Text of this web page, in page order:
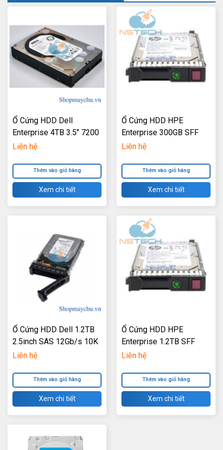
Ổ Cứng HDD Dell
Enterprise 4TB 3.5″ 7200
RPM SAS 12Gb/S
Liên hệ
Thêm vào giỏ hàng
Xem chi tiết
Ổ Cứng HDD HPE
Enterprise 300GB SFF
2.5″ SAS 12Gb/s 10K
Liên hệ
Thêm vào giỏ hàng
Xem chi tiết
Ổ Cứng HDD Dell 1.2TB
2.5inch SAS 12Gb/s 10K
RPM
Liên hệ
Thêm vào giỏ hàng
Xem chi tiết
Ổ Cứng HDD HPE
Enterprise 1.2TB SFF
2.5inch SAS 12Gb/s 10K
Liên hệ
Thêm vào giỏ hàng
Xem chi tiết